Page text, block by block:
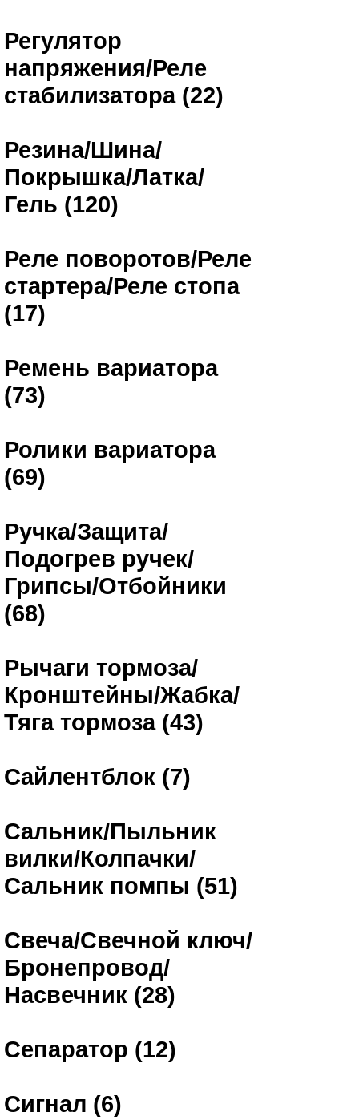
Регулятор
напряжения/Реле
стабилизатора (22)
Резина/Шина/
Покрышка/Латка/
Гель (120)
Реле поворотов/Реле
стартера/Реле стопа
(17)
Ремень вариатора
(73)
Ролики вариатора
(69)
Ручка/Защита/
Подогрев ручек/
Грипсы/Отбойники
(68)
Рычаги тормоза/
Кронштейны/Жабка/
Тяга тормоза (43)
Сайлентблок (7)
Сальник/Пыльник
вилки/Колпачки/
Сальник помпы (51)
Свеча/Свечной ключ/
Бронепровод/
Насвечник (28)
Сепаратор (12)
Сигнал (6)